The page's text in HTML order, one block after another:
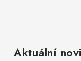
Aktuální